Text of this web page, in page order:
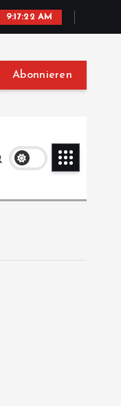
9:17:23 AM
Abonnieren